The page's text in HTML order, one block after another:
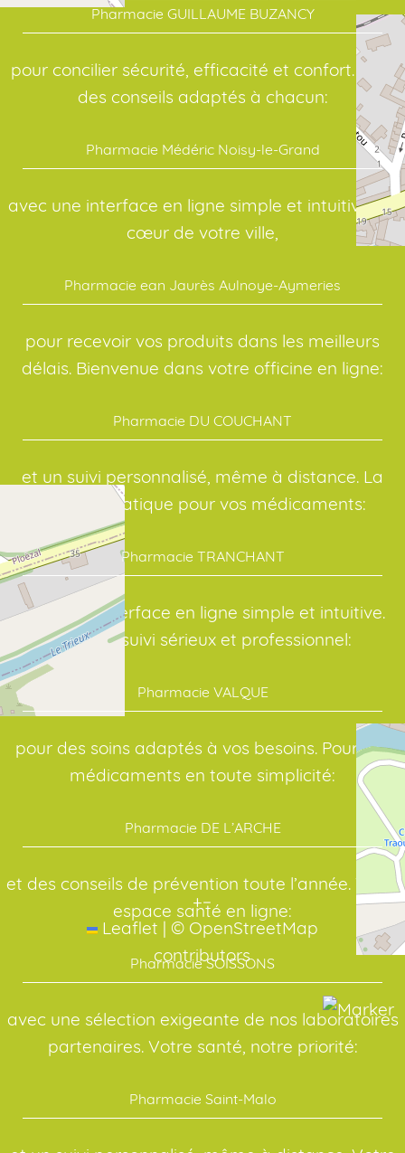
+−
Leaflet | © OpenStreetMap
contributors
Pharmacie GUILLAUME BUZANCY
pour concilier sécurité, efficacité et confort. Pour
des conseils adaptés à chacun:
Pharmacie Médéric Noisy-le-Grand
avec une interface en ligne simple et intuitive. Au
cœur de votre ville,
Pharmacie ean Jaurès Aulnoye-Aymeries
pour recevoir vos produits dans les meilleurs
délais. Bienvenue dans votre officine en ligne:
Pharmacie DU COUCHANT
et un suivi personnalisé, même à distance. La
solution pratique pour vos médicaments:
Pharmacie TRANCHANT
avec une interface en ligne simple et intuitive.
Avec un suivi sérieux et professionnel:
Pharmacie VALQUE
pour des soins adaptés à vos besoins. Pour vos
médicaments en toute simplicité:
Pharmacie DE L’ARCHE
et des conseils de prévention toute l’année. Votre
espace santé en ligne:
Pharmacie SOISSONS
avec une sélection exigeante de nos laboratoires
partenaires. Votre santé, notre priorité:
Pharmacie Saint-Malo